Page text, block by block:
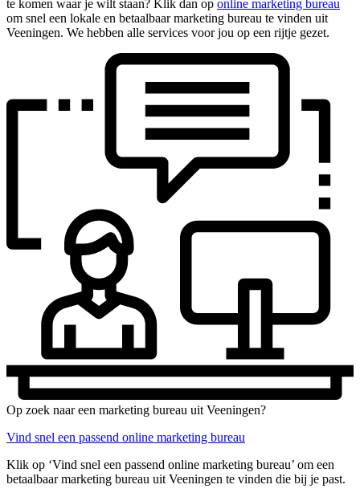
te komen waar je wilt staan? Klik dan op online marketing bureau
om snel een lokale en betaalbaar marketing bureau te vinden uit
Veeningen. We hebben alle services voor jou op een rijtje gezet.
Op zoek naar een marketing bureau uit Veeningen?
Vind snel een passend online marketing bureau
Klik op ‘Vind snel een passend online marketing bureau’ om een
betaalbaar marketing bureau uit Veeningen te vinden die bij je past.